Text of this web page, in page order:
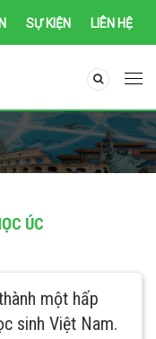
SỰ KIỆN LIÊN HỆ
ÚC
một hấp
sinh Việt Nam.